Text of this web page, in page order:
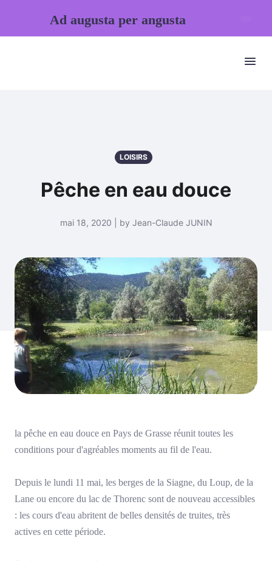
LOISIRS
Pêche en eau douce
mai 18, 2020 | by Jean-Claude JUNIN
la pêche en eau douce en Pays de Grasse réunit toutes les
conditions pour d'agréables moments au fil de l'eau.
Depuis le lundi 11 mai, les berges de la Siagne, du Loup, de la
Lane ou encore du lac de Thorenc sont de nouveau accessibles
: les cours d'eau abritent de belles densités de truites, très
actives en cette période.
Ad augusta per angusta